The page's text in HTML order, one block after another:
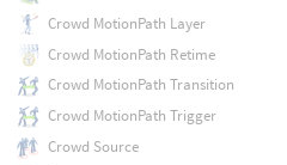
Crowd MotionPath Layer
Crowd MotionPath Retime
Crowd MotionPath Transition
Crowd MotionPath Trigger
Crowd Source